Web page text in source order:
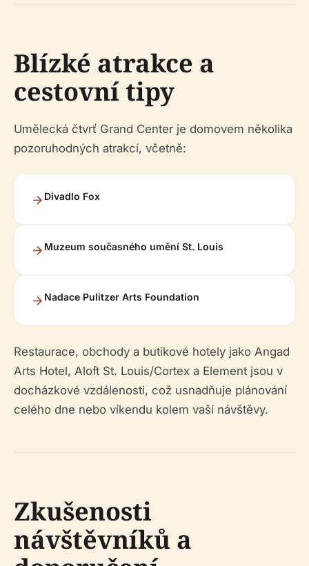
Blízké atrakce a
cestovní tipy
Umělecká čtvrť Grand Center je domovem několika
pozoruhodných atrakcí, včetně:
Divadlo Fox
Muzeum současného umění St. Louis
Nadace Pulitzer Arts Foundation
Restaurace, obchody a butikové hotely jako Angad
Arts Hotel, Aloft St. Louis/Cortex a Element jsou v
docházkové vzdálenosti, což usnadňuje plánování
celého dne nebo víkendu kolem vaší návštěvy.
Zkušenosti
návštěvníků a